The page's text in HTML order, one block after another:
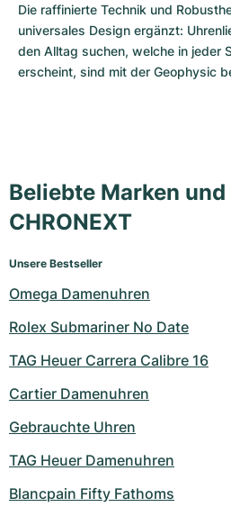
Die raffinierte Technik und
universales Design ergänzt:
den Alltag suchen, welche in jeder
erscheint, sind mit der Geophysic
Beliebte Marken
CHRONEXT
Unsere Bestseller
Omega Damenuhren
Rolex Submariner No Date
TAG Heuer Carrera Calibre 16
Cartier Damenuhren
Gebrauchte Uhren
TAG Heuer Damenuhren
Blancpain Fifty Fathoms